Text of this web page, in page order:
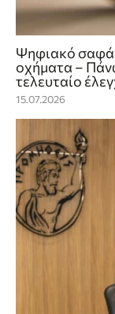
Ψηφιακό
οχήματα –
τελευταίο
15.07.2026